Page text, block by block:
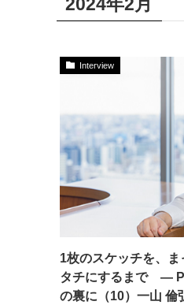
2024年2月
Interview
1枚のスケッチを、
タチにするまで ―
の裏に（10）一山